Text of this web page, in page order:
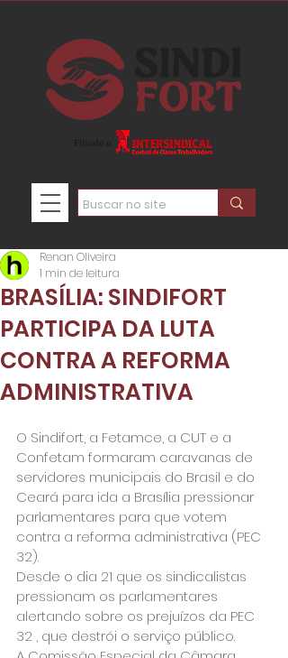
BRASÍLIA: SINDIFORT
PARTICIPA DA LUTA
CONTRA A REFORMA
ADMINISTRATIVA
Renan Oliveira
1 min de leitura
O Sindifort, a Fetamce, a CUT e a
Confetam formaram caravanas de
servidores municipais do Brasil e do
Ceará para ida a Brasília pressionar
parlamentares para que votem
contra a reforma administrativa (PEC
32).
Desde o dia 21 que os sindicalistas
pressionam os parlamentares
alertando sobre os prejuízos da PEC
32 , que destrói o serviço público.